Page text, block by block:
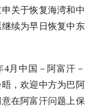
关于恢复海湾和中
续为早日恢复中东
4月中国－阿富汗－
，欢迎中方为巴阿
在阿富汗问题上保